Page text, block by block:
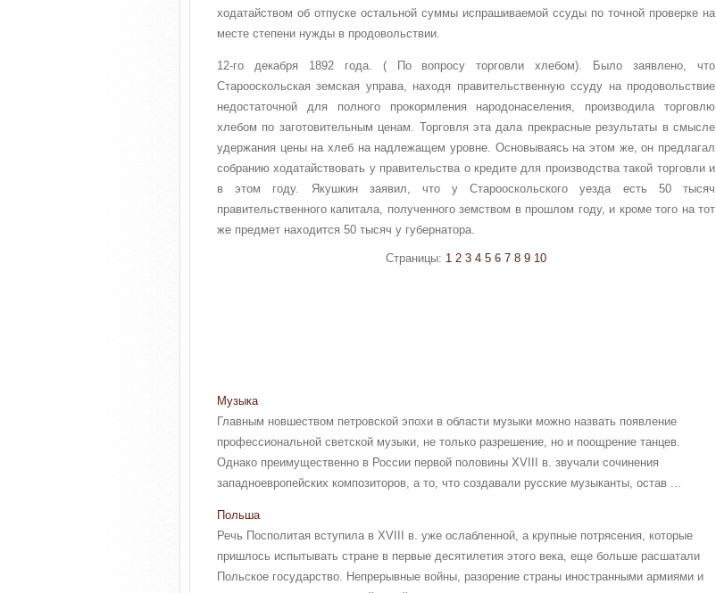
ходатайством об отпуске остальной суммы испрашиваемой ссуды по точной проверке на
месте степени нужды в продовольствии.
12-го декабря 1892 года. ( По вопросу торговли хлебом). Было заявлено, что
Старооскольская земская управа, находя правительственную ссуду на продовольствие
недостаточной для полного прокормления народонаселения, производила торговлю
хлебом по заготовительным ценам. Торговля эта дала прекрасные результаты в смысле
удержания цены на хлеб на надлежащем уровне. Основываясь на этом же, он предлагал
собранию ходатайствовать у правительства о кредите для производства такой торговли и
в этом году. Якушкин заявил, что у Старооскольского уезда есть 50 тысяч
правительственного капитала, полученного земством в прошлом году, и кроме того на тот
же предмет находится 50 тысяч у губернатора.
Страницы: 1 2 3 4 5 6 7 8 9 10
Музыка
Главным новшеством петровской эпохи в области музыки можно назвать появление
профессиональной светской музыки, не только разрешение, но и поощрение танцев.
Однако преимущественно в России первой половины XVIII в. звучали сочинения
западноевропейских композиторов, а то, что создавали русские музыканты, остав ...
Польша
Речь Посполитая вступила в XVIII в. уже ослабленной, а крупные потрясения, которые
пришлось испытывать стране в первые десятилетия этого века, еще больше расшатали
Польское государство. Непрерывные войны, разорение страны иностранными армиями и